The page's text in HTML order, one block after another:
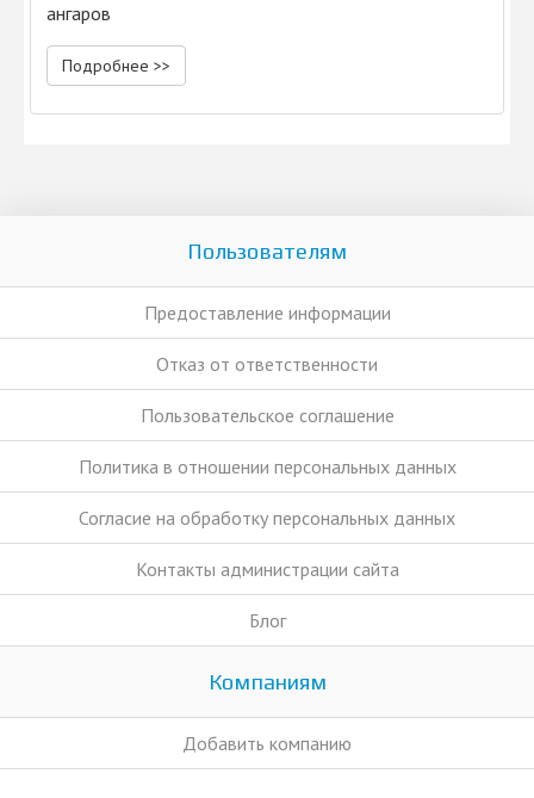
ангаров
Подробнее >>
Пользователям
Предоставление информации
Отказ от ответственности
Пользовательское соглашение
Политика в отношении персональных данных
Согласие на обработку персональных данных
Контакты администрации сайта
Блог
Компаниям
Добавить компанию